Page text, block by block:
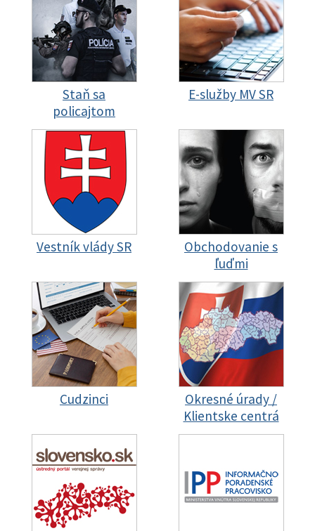
Staň sa
policajtom
E-služby MV SR
Vestník vlády SR
Obchodovanie s
ľuďmi
Cudzinci
Okresné úrady /
Klientske centrá